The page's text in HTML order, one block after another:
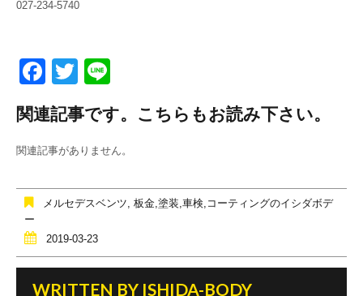
027-234-5740
F
a
c
e
o
o
k
T
tt
er
e
関連記事です。こちらもお読み下さい。
関連記事がありません。
メルセデスベンツ, 板金,塗装,車検,コーティングのイシダボデ
ー
2019-03-23
WRITTEN BY ISHIDA-BODY